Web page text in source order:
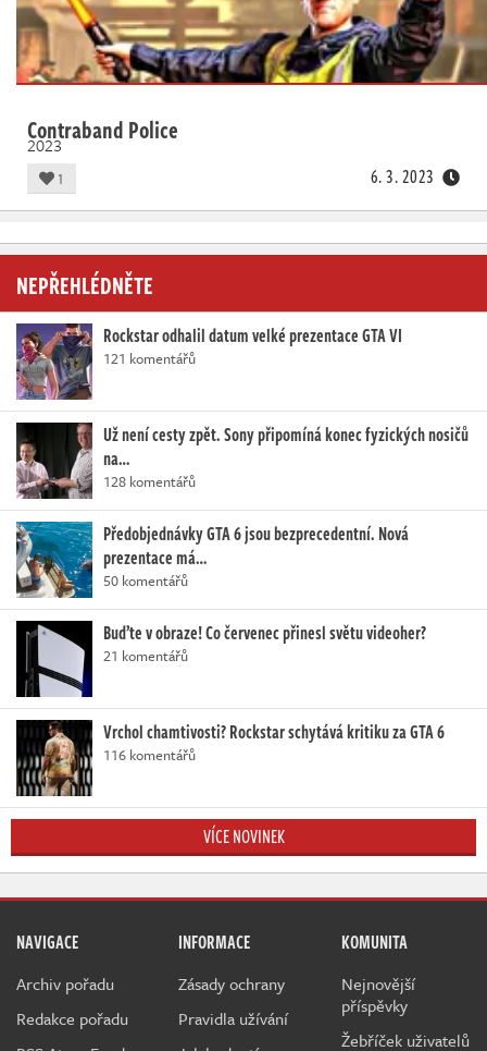
Contraband Police
2023
1 6. 3. 2023
NEPŘEHLÉDNĚTE
Rockstar odhalil datum velké prezentace GTA VI
121 komentářů
Už není cesty zpět. Sony připomíná konec fyzických nosičů
na…
128 komentářů
Předobjednávky GTA 6 jsou bezprecedentní. Nová
prezentace má…
50 komentářů
Buďte v obraze! Co červenec přinesl světu videoher?
21 komentářů
Vrchol chamtivosti? Rockstar schytává kritiku za GTA 6
116 komentářů
VÍCE NOVINEK
NAVIGACE
Archiv pořadu
Redakce pořadu
INFORMACE
Zásady ochrany
Pravidla užívání
KOMUNITA
Nejnovější
příspěvky
Žebříček uživatelů